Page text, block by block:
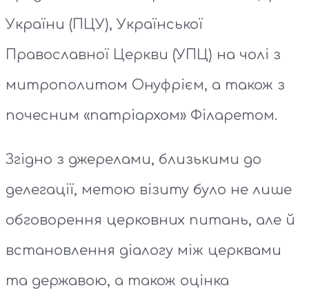
України (ПЦУ), Української
Православної Церкви (УПЦ) на чолі з
митрополитом Онуфрієм, а також з
почесним «патріархом» Філаретом.
Згідно з джерелами, близькими до
делегації, метою візиту було не лише
обговорення церковних питань, але й
встановлення діалогу між церквами
та державою, а також оцінка